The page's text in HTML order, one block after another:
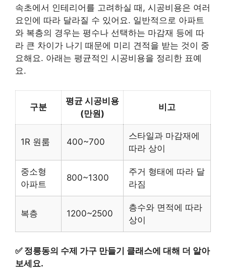
속초에서 인테리어를 고려하실 때, 시공비용은 여러
요인에 따라 달라질 수 있어요. 일반적으로 아파트
와 복층의 경우는 평수나 선택하는 마감재 등에 따
라 큰 차이가 나기 때문에 미리 견적을 받는 것이 중
요해요. 아래는 평균적인 시공비용을 정리한 표예
요.
구분
평균 시공비용
(만원)
비고
1R 원룸 400~700
스타일과 마감재에
따라 상이
중소형
아파트
800~1300
주거 형태에 따라 달
라짐
복층 1200~2500
층수와 면적에 따라
상이
✅ 정릉동의 수제 가구 만들기 클래스에 대해 더 알아
보세요.